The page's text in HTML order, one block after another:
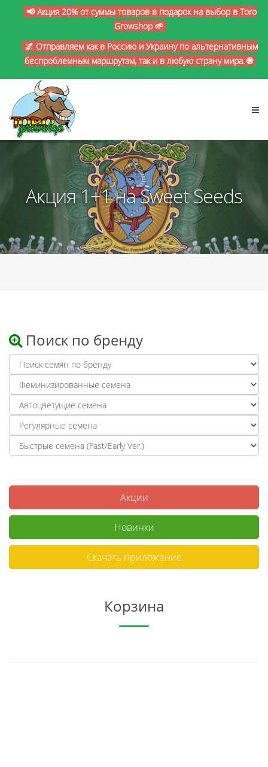
📢 Акция 20% от суммы товаров в подарок на выбор в Toro
Growshop 🌱
🌌 Отправляем как в Россию и Украину по альтернативным
беспроблемным маршрутам, так и в любую страну мира. 🌐
Акция 1+1 на Sweet Seeds
Поиск по бренду
Акции
Новинки
Скачать приложение
Корзина